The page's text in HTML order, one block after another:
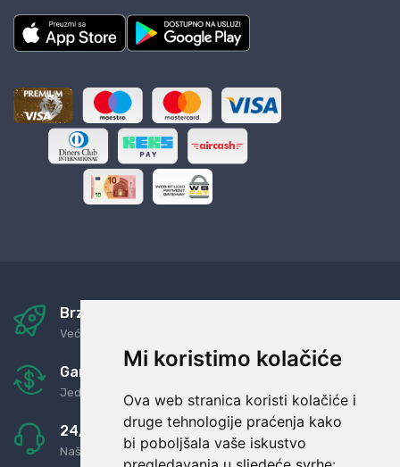
Mi koristimo kolačiće
Ova web stranica koristi kolačiće i
druge tehnologije praćenja kako
bi poboljšala vaše iskustvo
Brza i sigurna dostava
Već za nekoliko dana kod vas
Garancija u povrat novaca
Jednostavno pravilo: Roba za novac
24/7 odlična podrška
Naši agenti uvijek na raspolaganju